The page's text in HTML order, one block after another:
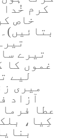
کرم خُدا
خاص
تیرے
غموں کا
لیے
میری
آزاد
عطا
کِیا،